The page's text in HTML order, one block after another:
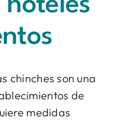
chinches son una
de
medidas